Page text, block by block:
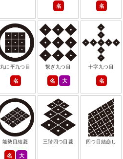
名 名
丸に平九つ目
名
繋ぎ九つ目
名 大
十字九つ目
名
能勢目結菱
名 大
三階四つ目菱 四つ目結崩し